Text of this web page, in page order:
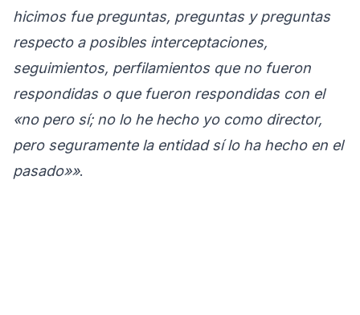
hicimos fue preguntas, preguntas y preguntas
respecto a posibles interceptaciones,
seguimientos, perfilamientos que no fueron
respondidas o que fueron respondidas con el
«no pero sí; no lo he hecho yo como director,
pero seguramente la entidad sí lo ha hecho en el
pasado»».